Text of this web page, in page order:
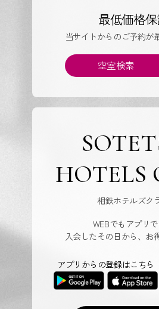
最低価格
当サイトからのご予約が
空室検索
HOTELS
相鉄ホテルズク
WEBでもアプリで
入会したその日から、お
アプリからの登録はこちら